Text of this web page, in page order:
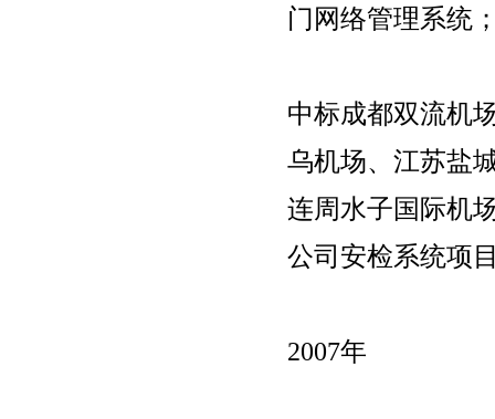
门网络管理系统
中标成都双流机
乌机场、江苏盐
连周水子国际机
公司安检系统项
2007年